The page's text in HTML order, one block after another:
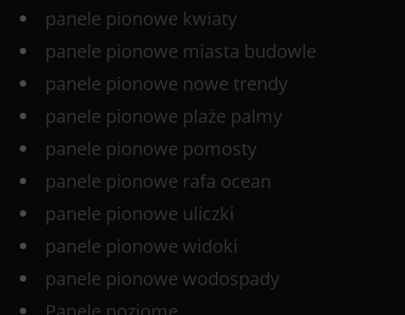
panele pionowe kwiaty
panele pionowe miasta budowle
panele pionowe nowe trendy
panele pionowe plaże palmy
panele pionowe pomosty
panele pionowe rafa ocean
panele pionowe uliczki
panele pionowe widoki
panele pionowe wodospady